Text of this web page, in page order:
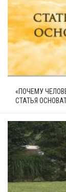
«ПОЧЕМУ
СТАТЬЯ